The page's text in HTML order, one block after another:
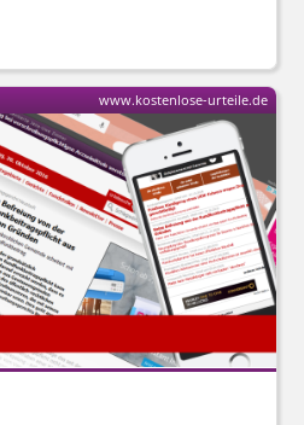
www.kostenlose-urteile.de